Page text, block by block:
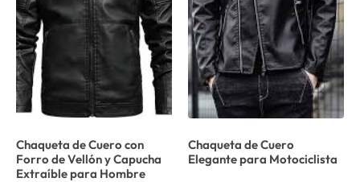
Chaqueta de Cuero con
Forro de Vellón y Capucha
Extraíble para Hombre
Chaqueta de Cuero
Elegante para Motociclista